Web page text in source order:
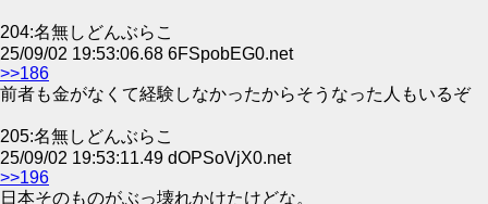
204:名無しどんぶらこ
25/09/02 19:53:06.68 6FSpobEG0.net
>>186
前者も金がなくて経験しなかったからそうなった人もいるぞ
205:名無しどんぶらこ
25/09/02 19:53:11.49 dOPSoVjX0.net
>>196
日本そのものがぶっ壊れかけたけどな。